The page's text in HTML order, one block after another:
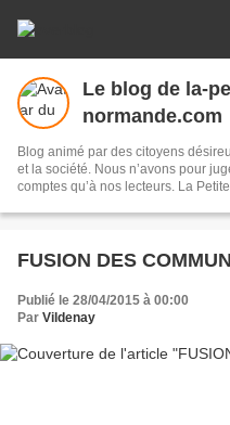
Le blog de la-
normande.com
Blog animé par des citoyens
et la société. Nous n’avons pour
comptes qu’à nos lecteurs. La
auteurs.. Faîtes de même en partageant et/ou en nous suivant. MERCI !
FUSION DES
Publié le 28/04/2015 à 00:00
Par Vildenay